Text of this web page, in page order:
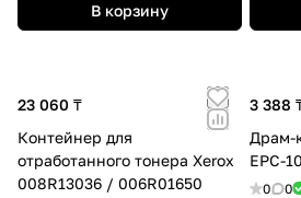
В корзину
23 060 ₸
Контейнер для
отработанного тонера Xerox
008R13036 / 006R01650
3 388
Драм-
EPC-
0 0